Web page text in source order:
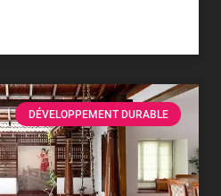
DÉVELOPPEMENT DURABLE